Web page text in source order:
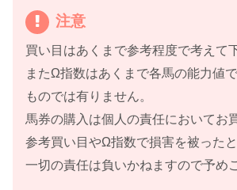
注意
買い目はあくまで参考程度で考えて
またΩ指数はあくまで各馬の能力値
ものでは有りません。
馬券の購入は個人の責任においてお
参考買い目やΩ指数で損害を被った
一切の責任は負いかねますので予め